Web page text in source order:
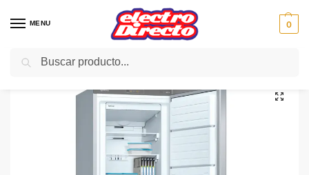
MENU 0
Inicio Gama blanca Congeladores